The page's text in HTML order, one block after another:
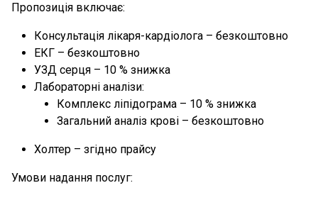
Пропозиція включає:
Консультація лікаря-кардіолога – безкоштовно
ЕКГ – безкоштовно
УЗД серця – 10 % знижка
Лабораторні аналізи:
Комплекс ліпідограма – 10 % знижка
Загальний аналіз крові – безкоштовно
Холтер – згідно прайсу
Умови надання послуг: